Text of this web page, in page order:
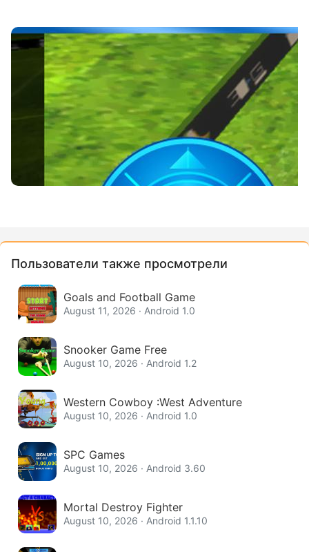
Пользователи также просмотрели
Goals and Football Game
August 11, 2026 · Android 1.0
Snooker Game Free
August 10, 2026 · Android 1.2
Western Cowboy :West Adventure
August 10, 2026 · Android 1.0
SPC Games
August 10, 2026 · Android 3.60
Mortal Destroy Fighter
August 10, 2026 · Android 1.1.10